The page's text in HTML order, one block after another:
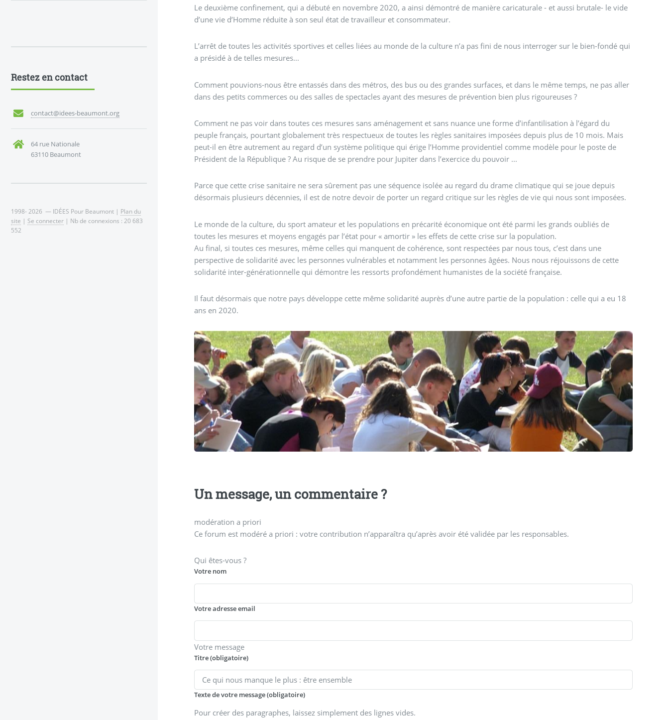
Le deuxième confinement, qui a débuté en novembre 2020, a ainsi démontré de manière caricaturale - et aussi brutale- le vide
d’une vie d’Homme réduite à son seul état de travailleur et consommateur.
L’arrêt de toutes les activités sportives et celles liées au monde de la culture n’a pas fini de nous interroger sur le bien-fondé qui
a présidé à de telles mesures...
Comment pouvions-nous être entassés dans des métros, des bus ou des grandes surfaces, et dans le même temps, ne pas aller
dans des petits commerces ou des salles de spectacles ayant des mesures de prévention bien plus rigoureuses ?
Comment ne pas voir dans toutes ces mesures sans aménagement et sans nuance une forme d’infantilisation à l’égard du
peuple français, pourtant globalement très respectueux de toutes les règles sanitaires imposées depuis plus de 10 mois. Mais
peut-il en être autrement au regard d’un système politique qui érige l’Homme providentiel comme modèle pour le poste de
Président de la République ? Au risque de se prendre pour Jupiter dans l’exercice du pouvoir ...
Parce que cette crise sanitaire ne sera sûrement pas une séquence isolée au regard du drame climatique qui se joue depuis
désormais plusieurs décennies, il est de notre devoir de porter un regard critique sur les règles de vie qui nous sont imposées.
Le monde de la culture, du sport amateur et les populations en précarité économique ont été parmi les grands oubliés de
toutes les mesures et moyens engagés par l’état pour « amortir » les effets de cette crise sur la population.
Au final, si toutes ces mesures, même celles qui manquent de cohérence, sont respectées par nous tous, c’est dans une
perspective de solidarité avec les personnes vulnérables et notamment les personnes âgées. Nous nous réjouissons de cette
solidarité inter-générationnelle qui démontre les ressorts profondément humanistes de la société française.
Il faut désormais que notre pays développe cette même solidarité auprès d’une autre partie de la population : celle qui a eu 18
ans en 2020.
Un message, un commentaire ?
modération a priori
Ce forum est modéré a priori : votre contribution n’apparaîtra qu’après avoir été validée par les responsables.
Qui êtes-vous ?
Votre nom
Votre adresse email
Votre message
Titre (obligatoire)
Texte de votre message (obligatoire)
Pour créer des paragraphes, laissez simplement des lignes vides.
Restez en contact
contact@idees-beaumont.org
64 rue Nationale
63110 Beaumont
1998- 2026 — IDÉES Pour Beaumont | Plan du
site | Se connecter | Nb de connexions : 20 683
552